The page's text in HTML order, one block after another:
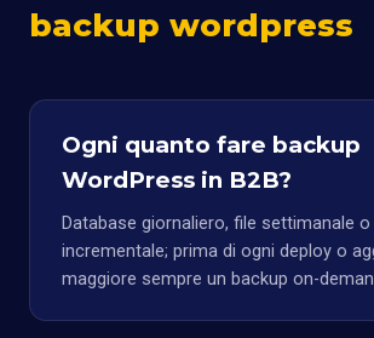
backup wordpress
Ogni quanto fare backup
WordPress in B2B?
Database giornaliero, file settimanale o
incrementale; prima di ogni deploy o
maggiore sempre un backup on-